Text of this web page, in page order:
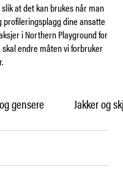
at det kan brukes når man
dine ansatte
i Northern Playground for
endre måten vi forbruker
gensere Jakker og